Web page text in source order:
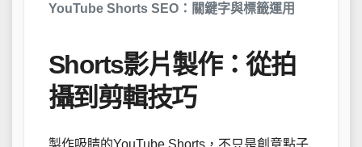
YouTube Shorts SEO：關鍵字與標籤運用
Shorts影片製作：從拍
攝到剪輯技巧
製作吸睛的YouTube Shorts，不只是創意點子